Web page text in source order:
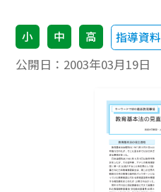
小 中 高 指導資料
公開日： 2003年03月19日